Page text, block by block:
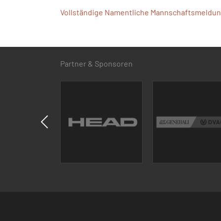
Vollständige Namentliche
Partner & Sponsoren